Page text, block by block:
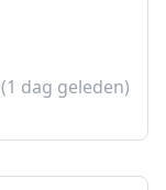
(1 dag geleden)